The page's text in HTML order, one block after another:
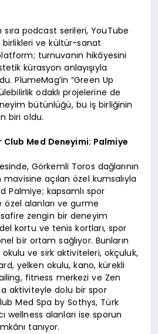
sıra podcast serileri, YouTube
birlikleri ve kültür-sanat
turnuvanın hikâyesini
kürasyon anlayışıyla
PlumeMag’in “Green Up
odaklı projelerine de
bütünlüğü, bu iş birliğinin
biri oldu.
Club Med Deneyimi: Palmiye
Görkemli Toros dağlarının
mavisine açılan özel kumsalıyla
Palmiye; kapsamlı spor
özel alanları ve gurme
zengin bir deneyim
kortu ve tenis kortları, spor
bir ortam sağlıyor. Bunların
okulu ve sirk aktiviteleri, okçuluk,
yelken okulu, kano, kürekli
fitness merkezi ve Zen
aktiviteyle dolu bir spor
Med Spa by Sothys, Türk
wellness alanları ise sporun
tanıyor.